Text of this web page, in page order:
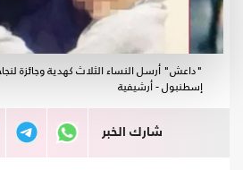
"داعش" أرسل النساء الثلاث كهدية وجائزة
إسطنبول - أرشيفية
شارك الخبر